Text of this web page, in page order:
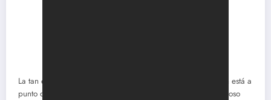
La tan esperada segunda temporada de La Casa del Dragón está a
punto de llegar este mismo año, dos años después de su exitoso